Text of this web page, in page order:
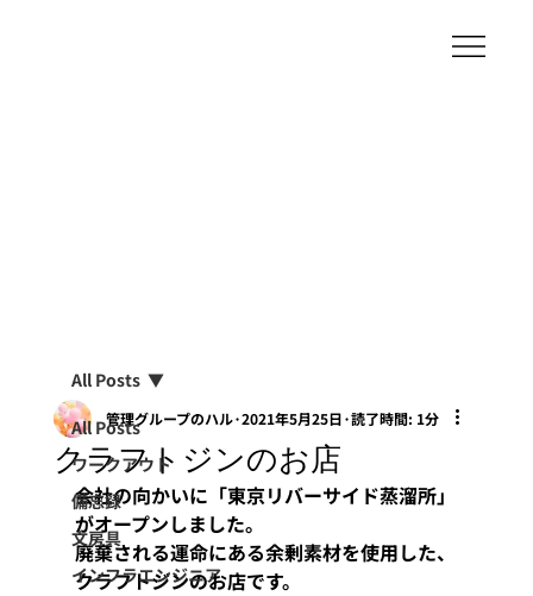
All Posts
ワークアウト
備忘録
文房具
インフラエンジニア
All Posts
クラフトジンのお店
管理グループのハル 2021年5月25日 読了時間: 1分
会社の向かいに「東京リバーサイド蒸溜所」
がオープンしました。
廃棄される運命にある余剰素材を使用した、
クラフトジンのお店です。